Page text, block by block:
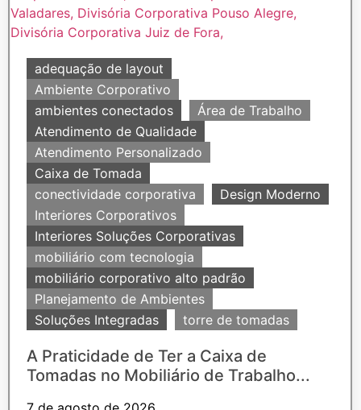
adequação de layout
Ambiente Corporativo
ambientes conectados
Área de Trabalho
Atendimento de Qualidade
Atendimento Personalizado
Caixa de Tomada
conectividade corporativa
Design Moderno
Interiores Corporativos
Interiores Soluções Corporativas
mobiliário com tecnologia
mobiliário corporativo alto padrão
Planejamento de Ambientes
Soluções Integradas
torre de tomadas
A Praticidade de Ter a Caixa de
Tomadas no Mobiliário de Trabalho...